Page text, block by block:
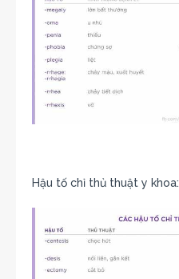
Hậu tố chỉ thủ thuật y khoa: